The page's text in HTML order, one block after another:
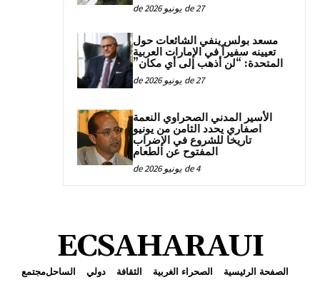
27 de يونيو de 2026
مسعد بولس ينفي الشائعات حول
تعيينه سفيراً في الإمارات العربية
المتحدة: “لن أذهب إلى أي مكان”
27 de يونيو de 2026
الأسير المدني الصحراوي النعمة
اصفاري يحدد الثامن من يونيو
تاريخا للشروع في الإضراب
المفتوح عن الطعام
4 de يونيو de 2026
ECSAHARAUI
الصفحة الرئيسية الصحراء الغربية الثقافة دولي الساحلمجتمع